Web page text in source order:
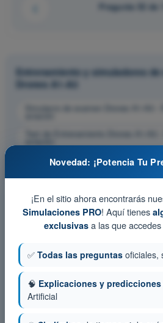
Pregunta 52 de
Entrenamiento y simuladores
Drones A1-A3
Simulacro de examen Drones A1-A3 -
Test de Entrenamiento Drones A1-A3
Examen en PDF Drones A1-A3 -
aviaciónNovedad: ¡Potencia Tu
¡En el sitio ahora encontrarás
Simulaciones PRO! Aquí tienes
exclusivasa las que
✅ Todas las preguntas oficiales,
🧠 Explicaciones y predicciones
Artificial